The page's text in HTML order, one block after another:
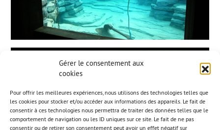
Gérer le consentement aux
cookies
Pour offrir les meilleures expériences, nous utilisons des technologies telles que
les cookies pour stocker et/ou accéder aux informations des appareils. Le fait de
consentir à ces technologies nous permettra de traiter des données telles que le
comportement de navigation ou les ID uniques sur ce site. Le fait de ne pas
consentir ou de retirer son consentement peut avoir un effet négatif sur